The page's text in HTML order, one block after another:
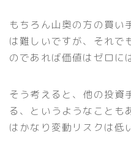
もちろん山奥の方の買い
は難しいですが、それで
のであれば価値はゼロに
そう考えると、他の投資
る、というようなことも
はかなり変動リスクは低